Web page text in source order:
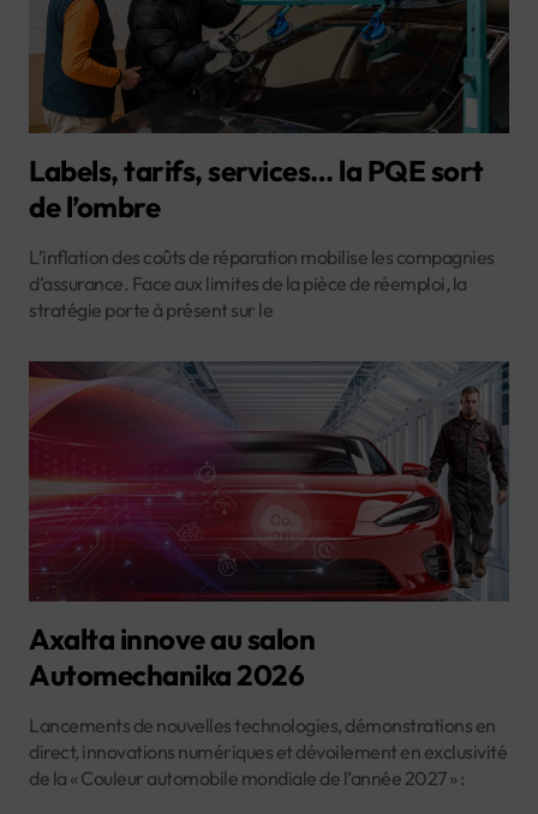
Labels, tarifs, services… la PQE sort
de l’ombre
L’inflation des coûts de réparation mobilise les compagnies
d’assurance. Face aux limites de la pièce de réemploi, la
stratégie porte à présent sur le
Axalta innove au salon
Automechanika 2026
Lancements de nouvelles technologies, démonstrations en
direct, innovations numériques et dévoilement en exclusivité
de la « Couleur automobile mondiale de l’année 2027 » :